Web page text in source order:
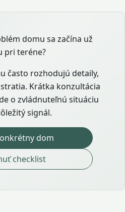
domu sa začína už
pri teréne?
často rozhodujú detaily,
Krátka konzultácia
o zvládnuteľnú situáciu
signál.
dom
checklist